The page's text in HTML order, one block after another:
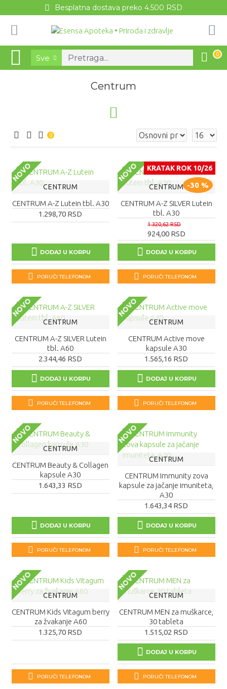
Besplatna dostava preko 4.500 RSD
Sve 0
Centrum
0
NOVO
CENTRUM
CENTRUM A-Z Lutein tbl. A30
1.298,70 RSD
DODAJ U KORPU
PORUČI TELEFONOM
NOVO KRATAK ROK 10/26
-30 %
CENTRUM
CENTRUM A-Z SILVER Lutein
tbl. A30
924,00 RSD
1.320,62 RSD
DODAJ U KORPU
PORUČI TELEFONOM
NOVO
CENTRUM
CENTRUM A-Z SILVER Lutein
tbl. A60
2.344,46 RSD
DODAJ U KORPU
PORUČI TELEFONOM
NOVO
CENTRUM
CENTRUM Active move
kapsule A30
1.565,16 RSD
DODAJ U KORPU
PORUČI TELEFONOM
NOVO
CENTRUM
CENTRUM Beauty & Collagen
kapsule A30
1.643,33 RSD
DODAJ U KORPU
PORUČI TELEFONOM
NOVO
CENTRUM
CENTRUM Immunity zova
kapsule za jačanje imuniteta,
A30
1.643,34 RSD
DODAJ U KORPU
PORUČI TELEFONOM
NOVO
CENTRUM
CENTRUM Kids Vitagum berry
za žvakanje A60
1.325,70 RSD
PORUČI TELEFONOM
NOVO
CENTRUM
CENTRUM MEN za muškarce,
30 tableta
1.515,02 RSD
DODAJ U KORPU
PORUČI TELEFONOM